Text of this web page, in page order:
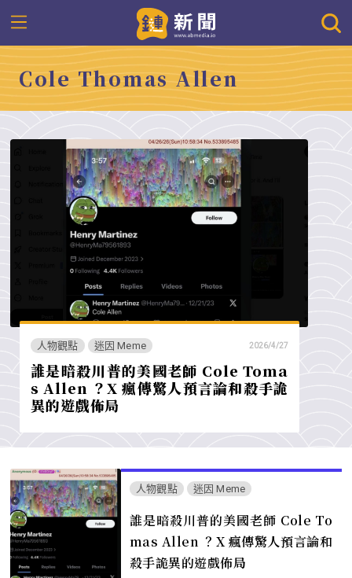
Cole Thomas Allen
人物觀點 迷因 Meme 2026/4/27
誰是暗殺川普的美國老師 Cole Toma
s Allen ？X 瘋傳驚人預言論和殺手詭
異的遊戲佈局
人物觀點 迷因 Meme
誰是暗殺川普的美國老師 Cole To
mas Allen ？X 瘋傳驚人預言論和
殺手詭異的遊戲佈局